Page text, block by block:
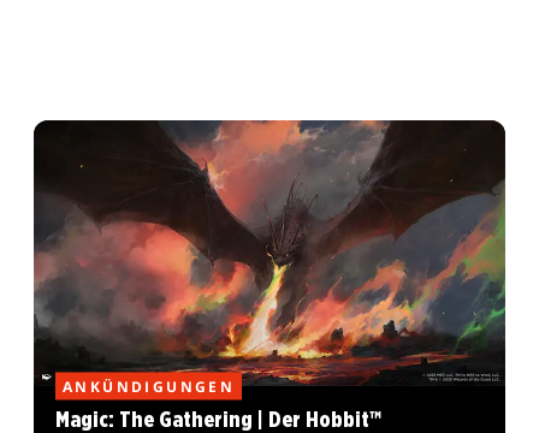
ANKÜNDIGUNGEN
Magic: The Gathering | Der Hobbit™